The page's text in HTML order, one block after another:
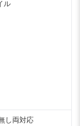
ル
し両対応